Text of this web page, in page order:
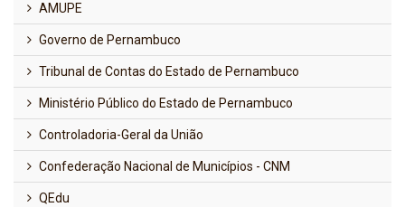
AMUPE
Governo de Pernambuco
Tribunal de Contas do Estado de Pernambuco
Ministério Público do Estado de Pernambuco
Controladoria-Geral da União
Confederação Nacional de Municípios - CNM
QEdu